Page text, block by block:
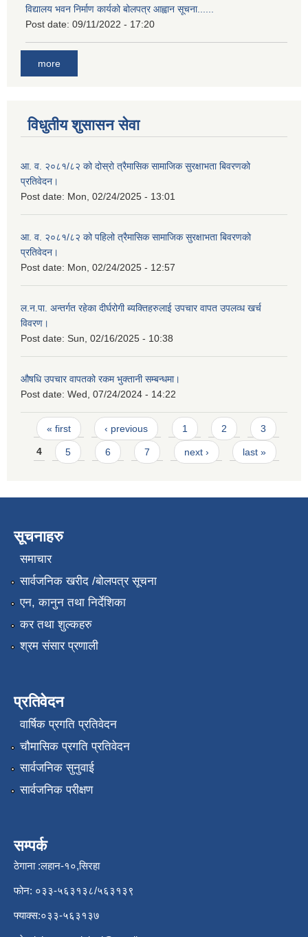
विद्यालय भवन निर्माण कार्यको बोलपत्र आह्वान सूचना......
Post date: 09/11/2022 - 17:20
more
विधुतीय शुसासन सेवा
आ. व. २०८१/८२ को दोस्रो त्रैमासिक सामाजिक सुरक्षाभता बिवरणको
प्रतिवेदन।
Post date: Mon, 02/24/2025 - 13:01
आ. व. २०८१/८२ को पहिलो त्रैमासिक सामाजिक सुरक्षाभता बिवरणको
प्रतिवेदन।
Post date: Mon, 02/24/2025 - 12:57
ल.न.पा. अन्तर्गत रहेका दीर्घरोगी ब्यक्तिहरुलाई उपचार वापत उपलव्ध खर्च
विवरण।
Post date: Sun, 02/16/2025 - 10:38
औषधि उपचार वापतको रकम भुक्तानी सम्बन्धमा।
Post date: Wed, 07/24/2024 - 14:22
Pages
« first ‹ previous 1 2 3
4 5 6 7 next › last »
सूचनाहरु
समाचार
सार्वजनिक खरीद /बोलपत्र सूचना
एन, कानुन तथा निर्देशिका
कर तथा शुल्कहरु
श्रम संसार प्रणाली
प्रतिवेदन
वार्षिक प्रगति प्रतिवेदन
चौमासिक प्रगति प्रतिवेदन
सार्वजनिक सुनुवाई
सार्वजनिक परीक्षण
सम्पर्क
ठेगाना :लहान-१०,सिरहा
फोन: ०३३-५६३१३८/५६३१३९
फ्याक्स:०३३-५६३१३७